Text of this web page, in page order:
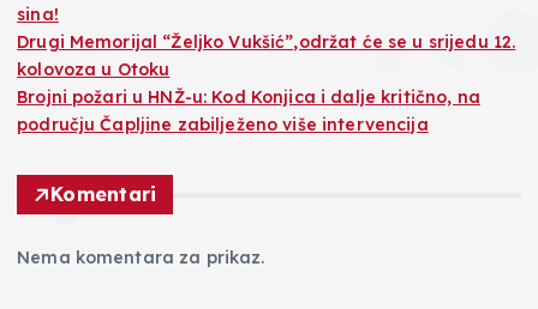
sina!
Drugi Memorijal “Željko Vukšić”,održat će se u srijedu 12.
kolovoza u Otoku
Brojni požari u HNŽ-u: Kod Konjica i dalje kritično, na
području Čapljine zabilježeno više intervencija
Komentari
Nema komentara za prikaz.